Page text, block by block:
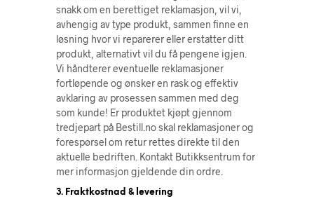
snakk om en berettiget reklamasjon, vil vi,
avhengig av type produkt, sammen finne en
løsning hvor vi reparerer eller erstatter ditt
produkt, alternativt vil du få pengene igjen.
Vi håndterer eventuelle reklamasjoner
fortløpende og ønsker en rask og effektiv
avklaring av prosessen sammen med deg
som kunde! Er produktet kjøpt gjennom
tredjepart på Bestill.no skal reklamasjoner og
forespørsel om retur rettes direkte til den
aktuelle bedriften. Kontakt Butikksentrum for
mer informasjon gjeldende din ordre.
3. Fraktkostnad & levering